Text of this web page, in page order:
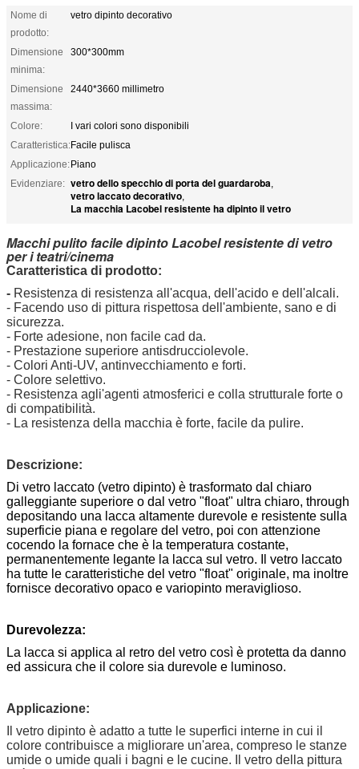
Nome di
prodotto:
vetro dipinto decorativo
Dimensione
minima:
300*300mm
Dimensione
massima:
2440*3660 millimetro
Colore:
I vari colori sono disponibili
Caratteristica:Facile pulisca
Applicazione:Piano
Evidenziare: vetro dello specchio di porta del guardaroba,
vetro laccato decorativo,
La macchia Lacobel resistente ha dipinto il vetro
Macchi pulito facile dipinto Lacobel resistente di vetro
per i teatri/cinema
Caratteristica di prodotto:
- Resistenza di resistenza all'acqua, dell'acido e dell'alcali.
- Facendo uso di pittura rispettosa dell'ambiente, sano e di
sicurezza.
- Forte adesione, non facile cad da.
- Prestazione superiore antisdrucciolevole.
- Colori Anti-UV, antinvecchiamento e forti.
- Colore selettivo.
- Resistenza agli'agenti atmosferici e colla strutturale forte o
di compatibilità.
- La resistenza della macchia è forte, facile da pulire.
Descrizione:
Di vetro laccato (vetro dipinto) è trasformato dal chiaro
galleggiante superiore o dal vetro "float" ultra chiaro, through
depositando una lacca altamente durevole e resistente sulla
superficie piana e regolare del vetro, poi con attenzione
cocendo la fornace che è la temperatura costante,
permanentemente legante la lacca sul vetro. Il vetro laccato
ha tutte le caratteristiche del vetro "float" originale, ma inoltre
fornisce decorativo opaco e variopinto meraviglioso.
Durevolezza:
La lacca si applica al retro del vetro così è protetta da danno
ed assicura che il colore sia durevole e luminoso.
Applicazione:
Il vetro dipinto è adatto a tutte le superfici interne in cui il
colore contribuisce a migliorare un'area, compreso le stanze
umide o umide quali i bagni e le cucine. Il vetro della pittura